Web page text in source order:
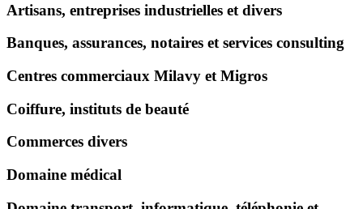
Artisans, entreprises industrielles et divers
Banques, assurances, notaires et services consulting
Centres commerciaux Milavy et Migros
Coiffure, instituts de beauté
Commerces divers
Domaine médical